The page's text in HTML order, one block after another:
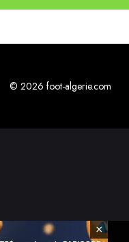
© 2026 foot-algerie.com
×